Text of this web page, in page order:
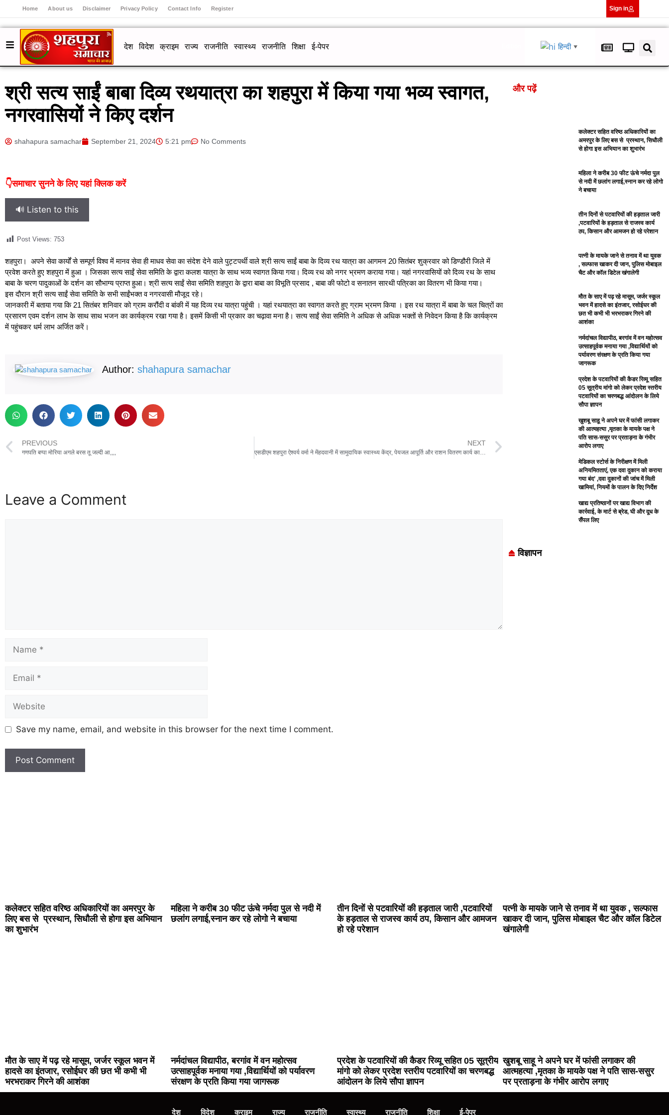
Home About us Disclaimer Privacy Policy Contact Info Register Sign in
देश विदेश क्राइम राज्य राजनीति स्वास्थ्य राजनीति शिक्षा ई-पेपर हिन्दी ▼
श्री सत्य साईं बाबा दिव्य रथयात्रा का शहपुरा में किया गया भव्य स्वागत,
नगरवासियों ने किए दर्शन
shahapura samachar September 21, 2024 5:21 pm No Comments
👇समाचार सुनने के लिए यहां क्लिक करें
🔊 Listen to this
Post Views: 753
शहपुरा। अपने सेवा कार्यों से सम्पूर्ण विश्व में मानव सेवा ही माधव सेवा का संदेश देने वाले पुट्टपर्थी वाले श्री सत्य साईं बाबा के दिव्य रथ यात्रा का आगमन 20 सितंबर शुक्रवार को डिण्डौरी जिले में
प्रवेश करते हुए शहपुरा में हुआ । जिसका सत्य साईं सेवा समिति के द्वारा कलश यात्रा के साथ भव्य स्वागत किया गया। दिव्य रथ को नगर भ्रमण कराया गया। यहां नगरवासियों को दिव्य रथ के साथ
बाबा के चरण पादुकाओं के दर्शन का सौभाग्य प्राप्त हुआ। श्री सत्य साईं सेवा समिति शहपुरा के द्वारा बाबा का विभूति प्रसाद , बाबा की फोटो व सनातन सारथी पत्रिका का वितरण भी किया गया।
इस दौरान श्री सत्य साईं सेवा समिति के सभी साईंभक्त व नगरवासी मौजूद रहे।
जानकारी में बताया गया कि 21 सितंबर शनिवार को ग्राम करौंदी व बांकी में यह दिव्य रथ यात्रा पहुंची । यहां रथयात्रा का स्वागत करते हुए ग्राम भ्रमण किया । इस रथ यात्रा में बाबा के चल चित्रों का
प्रसारण एवम दर्शन लाभ के साथ साथ भजन का कार्यक्रम रखा गया है। इसमें किसी भी प्रकार का चढ़ावा मना है। सत्य साईं सेवा समिति ने अधिक से अधिक भक्तों से निवेदन किया है कि कार्यक्रम
में पहुंचकर धर्म लाभ अर्जित करें।
Author: shahapura samachar
PREVIOUS
गणपति बप्पा मोरिया अगले बरस तू जल्दी आ,,,,
NEXT
एसडीएम शहपुरा ऐश्वर्य वर्मा ने मेंहदवानी में सामुदायिक स्वास्थ्य केंद्र, पेयजल आपूर्ति और राशन वितरण कार्य का किया निरीक्षण
Leave a Comment
Save my name, email, and website in this browser for the next time I comment.
और पढ़ें
कलेक्टर सहित वरिष्ठ अधिकारियों का
अमरपुर के लिए बस से प्रस्थान, सिधौली
से होगा इस अभियान का शुभारंभ
महिला ने करीब 30 फीट ऊंचे नर्मदा पुल
से नदी में छलांग लगाई,स्नान कर रहे लोगो
ने बचाया
तीन दिनों से पटवारियों की हड़ताल जारी
,पटवारियों के हड़ताल से राजस्व कार्य
ठप, किसान और आमजन हो रहे परेशान
पत्नी के मायके जाने से तनाव में था युवक
, सल्फास खाकर दी जान, पुलिस मोबाइल
चैट और कॉल डिटेल खंगालेगी
मौत के साए में पढ़ रहे मासूम, जर्जर स्कूल
भवन में हादसे का इंतजार, रसोईघर की
छत भी कभी भी भरभराकर गिरने की
आशंका
नर्मदांचल विद्यापीठ, बरगांव में वन महोत्सव
उत्साहपूर्वक मनाया गया ,विद्यार्थियों को
पर्यावरण संरक्षण के प्रति किया गया
जागरूक
प्रदेश के पटवारियों की कैडर रिव्यू सहित
05 सूत्रीय मांगो को लेकर प्रदेश स्तरीय
पटवारियों का चरणबद्ध आंदोलन के लिये
सौपा ज्ञापन
खुशबू साहू ने अपने घर में फांसी लगाकर
की आत्महत्या ,मृतका के मायके पक्ष ने
पति सास-ससुर पर प्रताड़ना के गंभीर
आरोप लगाए
मेडिकल स्टोर्स के निरीक्षण में मिली
अनियमितताएं, एक दवा दुकान को कराया
गया बंद’ ,दवा दुकानों की जांच में मिली
खामियां, नियमों के पालन के दिए निर्देश
खाद्य प्रतिष्ठानों पर खाद्य विभाग की
कार्रवाई, के मार्ट से ब्रेड, घी और दूध के
सैंपल लिए
विज्ञापन
कलेक्टर सहित वरिष्ठ अधिकारियों का अमरपुर के
लिए बस से प्रस्थान, सिधौली से होगा इस अभियान
का शुभारंभ
महिला ने करीब 30 फीट ऊंचे नर्मदा पुल से नदी में
छलांग लगाई,स्नान कर रहे लोगो ने बचाया
तीन दिनों से पटवारियों की हड़ताल जारी ,पटवारियों
के हड़ताल से राजस्व कार्य ठप, किसान और आमजन
हो रहे परेशान
पत्नी के मायके जाने से तनाव में था युवक , सल्फास
खाकर दी जान, पुलिस मोबाइल चैट और कॉल डिटेल
खंगालेगी
मौत के साए में पढ़ रहे मासूम, जर्जर स्कूल भवन में
हादसे का इंतजार, रसोईघर की छत भी कभी भी
भरभराकर गिरने की आशंका
नर्मदांचल विद्यापीठ, बरगांव में वन महोत्सव
उत्साहपूर्वक मनाया गया ,विद्यार्थियों को पर्यावरण
संरक्षण के प्रति किया गया जागरूक
प्रदेश के पटवारियों की कैडर रिव्यू सहित 05 सूत्रीय
मांगो को लेकर प्रदेश स्तरीय पटवारियों का चरणबद्ध
आंदोलन के लिये सौपा ज्ञापन
खुशबू साहू ने अपने घर में फांसी लगाकर की
आत्महत्या ,मृतका के मायके पक्ष ने पति सास-ससुर
पर प्रताड़ना के गंभीर आरोप लगाए
देश विदेश क्राइम राज्य राजनीति स्वास्थ्य राजनीति शिक्षा ई-पेपर